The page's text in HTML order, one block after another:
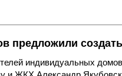
предложили
индивидуальных